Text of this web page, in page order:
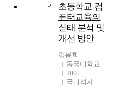
5
초등학교 컴
퓨터교육의
실태 분석 및
개선 방안
김봉희
동국대학교
2005
국내석사